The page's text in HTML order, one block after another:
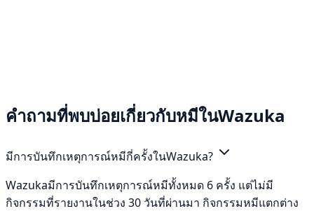
คำถามที่พบบ่อยเกี่ยวกับหมีในWazuka
มีการบันทึกเหตุการณ์หมีกี่ครั้งในWazuka?
Wazukaมีการบันทึกเหตุการณ์หมีทั้งหมด 6 ครั้ง แต่ไม่มี
กิจกรรมที่รายงานในช่วง 30 วันที่ผ่านมา กิจกรรมหมีแตกต่าง